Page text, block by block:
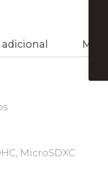
Marca
MicroSDXC